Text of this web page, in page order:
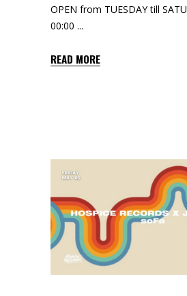
OPEN from TUESDAY till
00:00
READ MORE